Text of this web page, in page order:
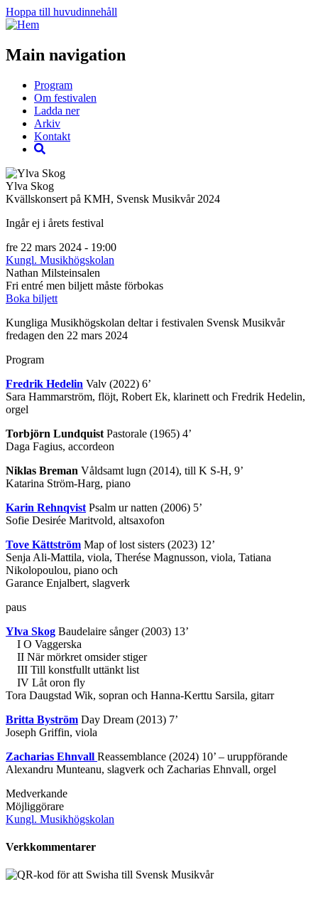
Hoppa till huvudinnehåll
Main navigation
Program
Om festivalen
Ladda ner
Arkiv
Kontakt
Ylva Skog
Kvällskonsert på KMH, Svensk Musikvår 2024
Ingår ej i årets festival
fre 22 mars 2024 - 19:00
Kungl. Musikhögskolan
Nathan Milsteinsalen
Fri entré men biljett måste förbokas
Boka biljett
Kungliga Musikhögskolan deltar i festivalen Svensk Musikvår
fredagen den 22 mars 2024
Program
Fredrik Hedelin Valv (2022) 6’
Sara Hammarström, flöjt, Robert Ek, klarinett och Fredrik Hedelin,
orgel
Torbjörn Lundquist Pastorale (1965) 4’
Daga Fagius, accordeon
Niklas Breman Våldsamt lugn (2014), till K S-H, 9’
Katarina Ström-Harg, piano
Karin Rehnqvist Psalm ur natten (2006) 5’
Sofie Desirée Maritvold, altsaxofon
Tove Kättström Map of lost sisters (2023) 12’
Senja Ali-Mattila, viola, Therése Magnusson, viola, Tatiana
Nikolopoulou, piano och
Garance Enjalbert, slagverk
paus
Ylva Skog Baudelaire sånger (2003) 13’
I O Vaggerska
II När mörkret omsider stiger
III Till konstfullt uttänkt list
IV Låt oron fly
Tora Daugstad Wik, sopran och Hanna-Kerttu Sarsila, gitarr
Britta Byström Day Dream (2013) 7’
Joseph Griffin, viola
Zacharias Ehnvall Reassemblance (2024) 10’ – uruppförande
Alexandru Munteanu, slagverk och Zacharias Ehnvall, orgel
Medverkande
Möjliggörare
Kungl. Musikhögskolan
Verkkommentarer